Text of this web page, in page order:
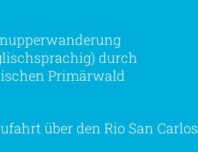
durch
Primärwald
über den Rio San Carlos